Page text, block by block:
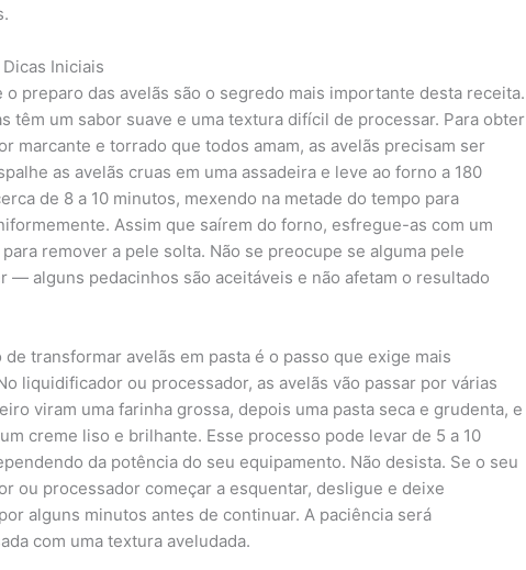
Iniciais
o preparo das avelãs são o segredo mais importante desta receita.
têm um sabor suave e uma textura difícil de processar. Para obter
marcante e torrado que todos amam, as avelãs precisam ser
as avelãs cruas em uma assadeira e leve ao forno a 180
de 8 a 10 minutos, mexendo na metade do tempo para
Assim que saírem do forno, esfregue-as com um
remover a pele solta. Não se preocupe se alguma pele
— alguns pedacinhos são aceitáveis e não afetam o resultado
de transformar avelãs em pasta é o passo que exige mais
liquidificador ou processador, as avelãs vão passar por várias
viram uma farinha grossa, depois uma pasta seca e grudenta, e
creme liso e brilhante. Esse processo pode levar de 5 a 10
da potência do seu equipamento. Não desista. Se o seu
ou processador começar a esquentar, desligue e deixe
alguns minutos antes de continuar. A paciência será
com uma textura aveludada.